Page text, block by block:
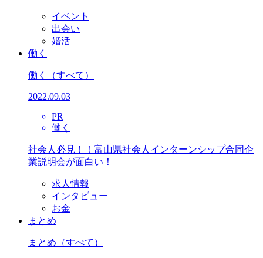
イベント
出会い
婚活
働く
働く （すべて）
2022.09.03
PR
働く
社会人必見！！富山県社会人インターンシップ合同企
業説明会が面白い！
求人情報
インタビュー
お金
まとめ
まとめ （すべて）